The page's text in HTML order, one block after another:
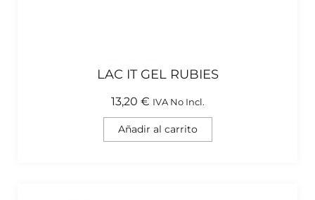
LAC IT GEL RUBIES
13,20 € IVA No Incl.
Añadir al carrito